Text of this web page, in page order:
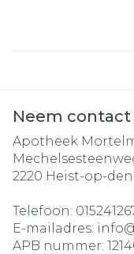
Neem
Apotheek
2220 Heist-op-
Telefoon:
E-mailadres:
APB nummer: